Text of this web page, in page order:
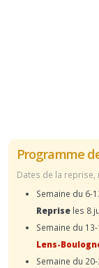
Programme
Dates de la reprise,
Semaine du 6-
Reprise les 8
Semaine du
Lens-
Semaine du